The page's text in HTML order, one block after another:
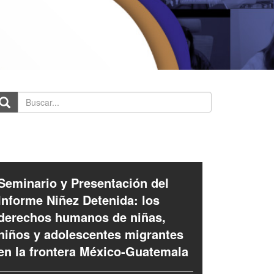
y Presentación del
Niñez Detenida: los
humanos de niñas,
y adolescentes migrantes
la frontera México-Guatemala